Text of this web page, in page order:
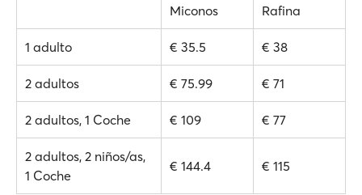
Miconos
Rafina
1 adulto € 35.5 € 38
2 adultos € 75.99 € 71
2 adultos, 1 Coche € 109 € 77
2 adultos, 2 niños/as,
1 Coche
€ 144.4 € 115